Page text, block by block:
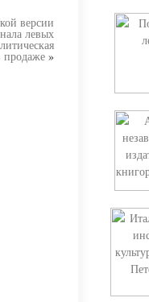
версии
левых
продаже »